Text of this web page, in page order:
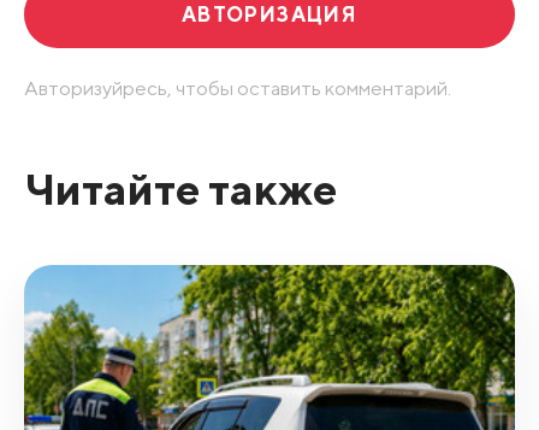
АВТОРИЗАЦИЯ
Авторизуйресь, чтобы оставить комментарий.
Читайте также